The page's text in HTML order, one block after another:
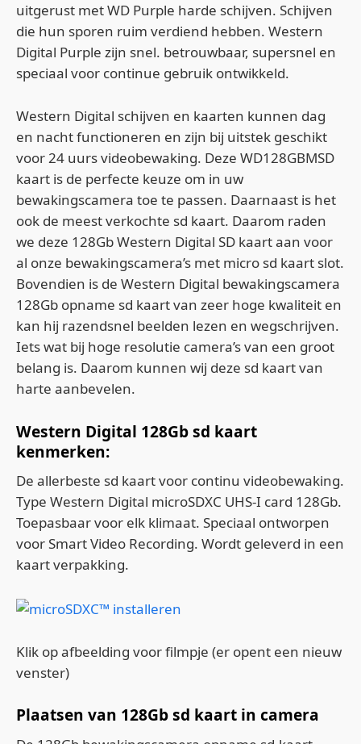
uitgerust met WD Purple harde schijven. Schijven
die hun sporen ruim verdiend hebben. Western
Digital Purple zijn snel. betrouwbaar, supersnel en
speciaal voor continue gebruik ontwikkeld.
Western Digital schijven en kaarten kunnen dag
en nacht functioneren en zijn bij uitstek geschikt
voor 24 uurs videobewaking. Deze WD128GBMSD
kaart is de perfecte keuze om in uw
bewakingscamera toe te passen. Daarnaast is het
ook de meest verkochte sd kaart. Daarom raden
we deze 128Gb Western Digital SD kaart aan voor
al onze bewakingscamera’s met micro sd kaart slot.
Bovendien is de Western Digital bewakingscamera
128Gb opname sd kaart van zeer hoge kwaliteit en
kan hij razendsnel beelden lezen en wegschrijven.
Iets wat bij hoge resolutie camera’s van een groot
belang is. Daarom kunnen wij deze sd kaart van
harte aanbevelen.
Western Digital 128Gb sd kaart
kenmerken:
De allerbeste sd kaart voor continu videobewaking.
Type Western Digital microSDXC UHS-I card 128Gb.
Toepasbaar voor elk klimaat. Speciaal ontworpen
voor Smart Video Recording. Wordt geleverd in een
kaart verpakking.
Klik op afbeelding voor filmpje (er opent een nieuw
venster)
Plaatsen van 128Gb sd kaart in camera